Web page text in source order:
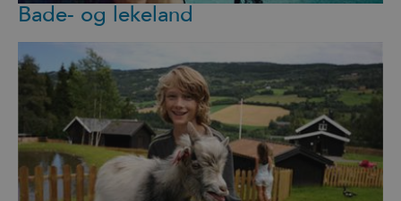
Bade- og lekeland